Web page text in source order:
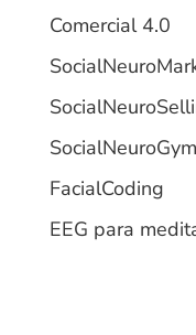
Comercial 4.0
SocialNeuroGym
FacialCoding
EEG para